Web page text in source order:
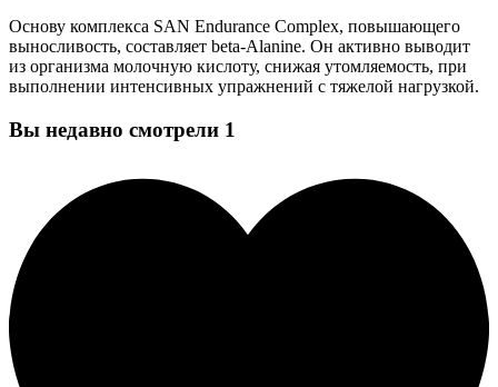
Основу комплекса SAN Endurance Complex, повышающего
выносливость, составляет beta-Alanine. Он активно выводит
из организма молочную кислоту, снижая утомляемость, при
выполнении интенсивных упражнений с тяжелой нагрузкой.
Вы недавно смотрели 1